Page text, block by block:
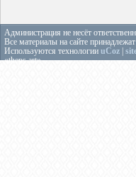
Администрация не несёт
Все материалы на сайте
Используются технологии uCoz
«theps.art»